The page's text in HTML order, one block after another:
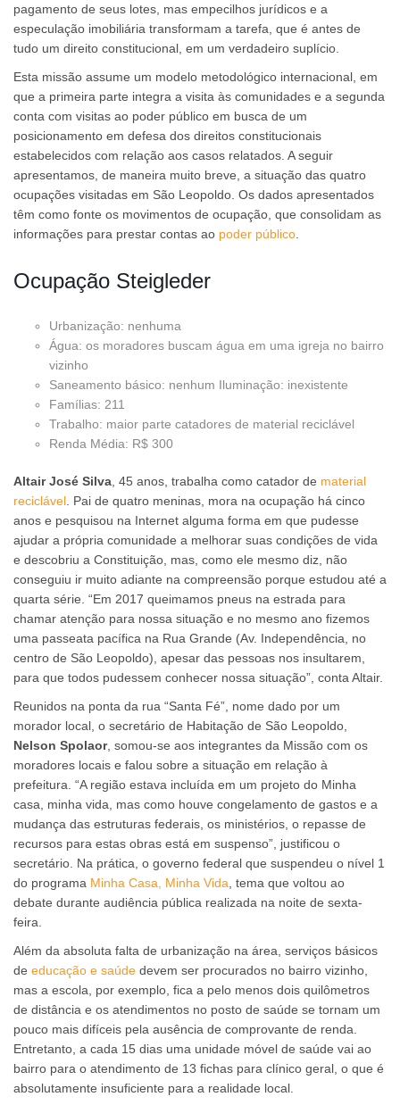
pagamento de seus lotes, mas empecilhos jurídicos e a
especulação imobiliária transformam a tarefa, que é antes de
tudo um direito constitucional, em um verdadeiro suplício.
Esta missão assume um modelo metodológico internacional, em
que a primeira parte integra a visita às comunidades e a segunda
conta com visitas ao poder público em busca de um
posicionamento em defesa dos direitos constitucionais
estabelecidos com relação aos casos relatados. A seguir
apresentamos, de maneira muito breve, a situação das quatro
ocupações visitadas em São Leopoldo. Os dados apresentados
têm como fonte os movimentos de ocupação, que consolidam as
informações para prestar contas ao poder público
Ocupação Steigleder
Urbanização: nenhuma
Água: os moradores buscam água em uma igreja no bairro
vizinho
Saneamento básico: nenhum Iluminação: inexistente
Famílias: 211
Trabalho: maior parte catadores de material reciclável
Renda Média: R$ 300
Altair José Silva , 45 anos, trabalha como catador de material
reciclável . Pai de quatro meninas, mora na ocupação há cinco
anos e pesquisou na Internet alguma forma em que pudesse
ajudar a própria comunidade a melhorar suas condições de vida
e descobriu a Constituição, mas, como ele mesmo diz, não
conseguiu ir muito adiante na compreensão porque estudou até a
quarta série. “Em 2017 queimamos pneus na estrada para
chamar atenção para nossa situação e no mesmo ano fizemos
uma passeata pacífica na Rua Grande (Av. Independência, no
centro de São Leopoldo), apesar das pessoas nos insultarem,
para que todos pudessem conhecer nossa situação”, conta Altair.
Reunidos na ponta da rua “Santa Fé”, nome dado por um
morador local, o secretário de Habitação de São Leopoldo,
Nelson Spolaor, somou-se aos integrantes da Missão com os
moradores locais e falou sobre a situação em relação à
prefeitura. “A região estava incluída em um projeto do Minha
casa, minha vida, mas como houve congelamento de gastos e a
mudança das estruturas federais, os ministérios, o repasse de
recursos para estas obras está em suspenso”, justificou o
secretário. Na prática, o governo federal que suspendeu o nível 1
do programa Minha Casa, Minha Vida , tema que voltou ao
debate durante audiência pública realizada na noite de sexta-
feira.
Além da absoluta falta de urbanização na área, serviços básicos
de educação e saúde devem ser procurados no bairro vizinho,
mas a escola, por exemplo, fica a pelo menos dois quilômetros
de distância e os atendimentos no posto de saúde se tornam um
pouco mais difíceis pela ausência de comprovante de renda.
Entretanto, a cada 15 dias uma unidade móvel de saúde vai ao
bairro para o atendimento de 13 fichas para clínico geral, o que é
absolutamente insuficiente para a realidade local.